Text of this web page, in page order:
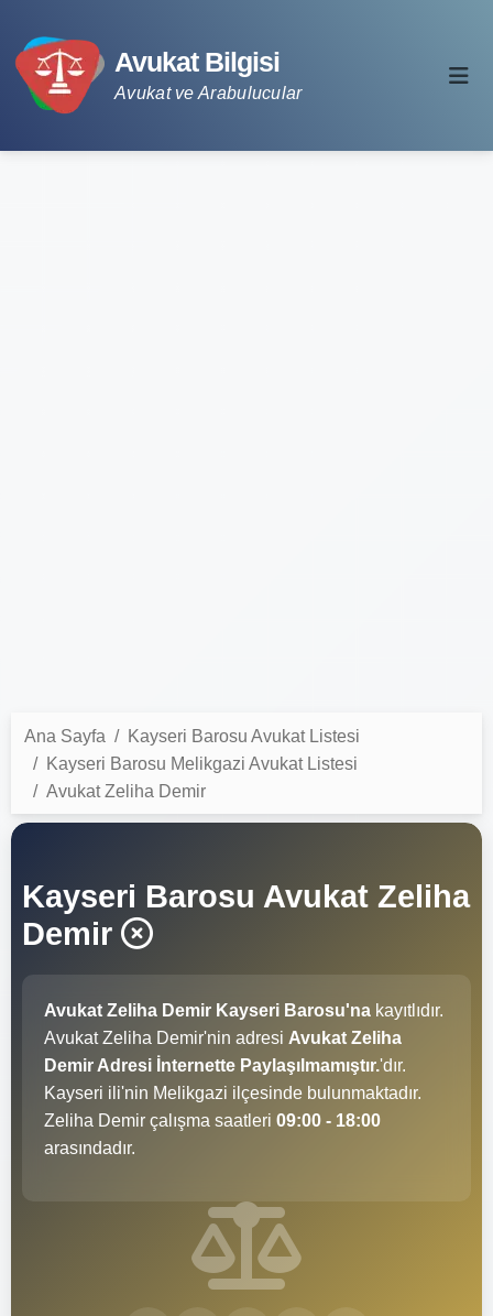
Avukat Bilgisi
Avukat ve Arabulucular
Ana Sayfa
Kayseri Barosu Avukat Listesi
Kayseri Barosu Melikgazi Avukat Listesi
Avukat Zeliha Demir
Kayseri Barosu Avukat Zeliha
Demir
Avukat Zeliha Demir Kayseri Barosu'na kayıtlıdır.
Avukat Zeliha Demir'nin adresi Avukat Zeliha
Demir Adresi İnternette Paylaşılmamıştır.'dır.
Kayseri ili'nin Melikgazi ilçesinde bulunmaktadır.
Zeliha Demir çalışma saatleri 09:00 - 18:00
arasındadır.